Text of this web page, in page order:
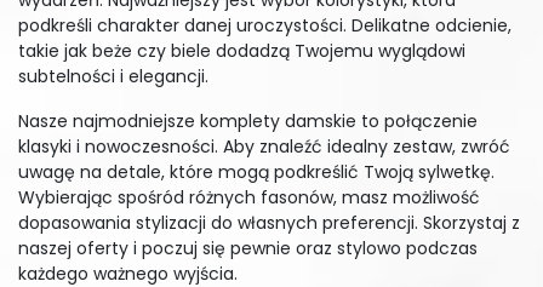
podkreśli charakter danej uroczystości. Delikatne odcienie,
takie jak beże czy biele dodadzą Twojemu wyglądowi
subtelności i elegancji.
Nasze najmodniejsze komplety damskie to połączenie
klasyki i nowoczesności. Aby znaleźć idealny zestaw, zwróć
uwagę na detale, które mogą podkreślić Twoją sylwetkę.
Wybierając spośród różnych fasonów, masz możliwość
dopasowania stylizacji do własnych preferencji. Skorzystaj z
naszej oferty i poczuj się pewnie oraz stylowo podczas
każdego ważnego wyjścia.